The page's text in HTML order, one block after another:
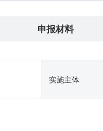
申报材料
实施主体